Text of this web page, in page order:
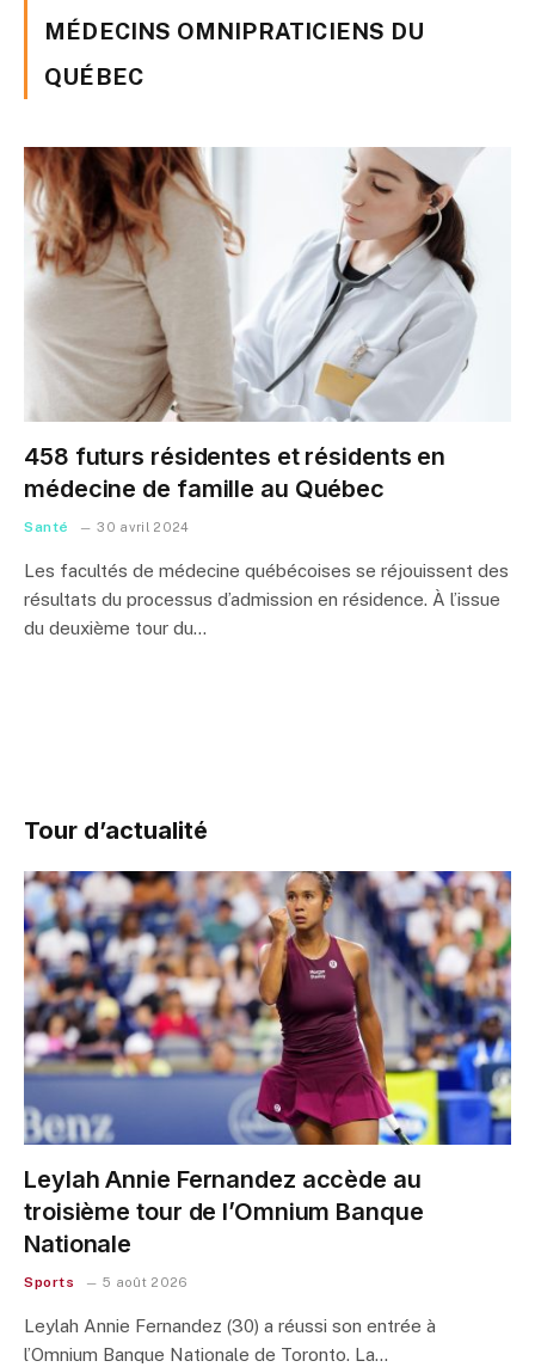
MÉDECINS OMNIPRATICIENS DU
QUÉBEC
458 futurs résidentes et résidents en
médecine de famille au Québec
Santé 30 avril 2024
Les facultés de médecine québécoises se réjouissent des
résultats du processus d’admission en résidence. À l’issue
du deuxième tour du…
Tour d’actualité
Leylah Annie Fernandez accède au
troisième tour de l’Omnium Banque
Nationale
Sports 5 août 2026
Leylah Annie Fernandez (30) a réussi son entrée à
l’Omnium Banque Nationale de Toronto. La…